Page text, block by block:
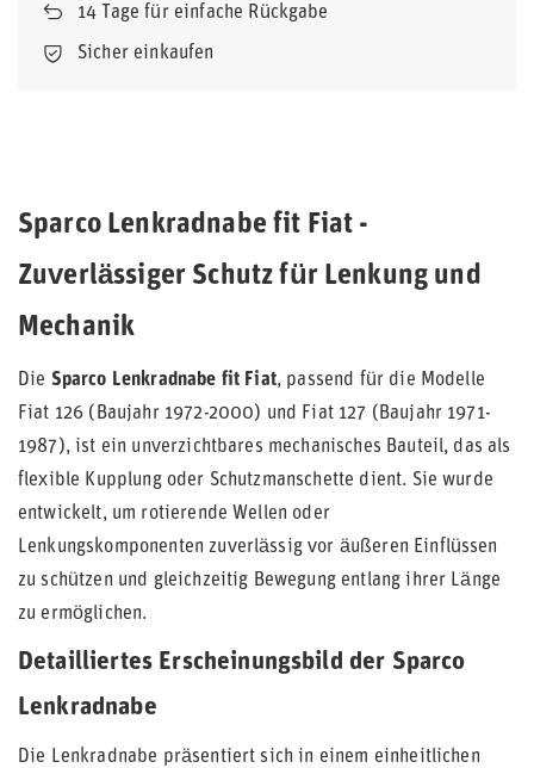
14 Tage für einfache Rückgabe
Sicher einkaufen
Sparco Lenkradnabe fit Fiat -
Zuverlässiger Schutz für Lenkung und
Mechanik
Die Sparco Lenkradnabe fit Fiat, passend für die Modelle
Fiat 126 (Baujahr 1972-2000) und Fiat 127 (Baujahr 1971-
1987), ist ein unverzichtbares mechanisches Bauteil, das als
flexible Kupplung oder Schutzmanschette dient. Sie wurde
entwickelt, um rotierende Wellen oder
Lenkungskomponenten zuverlässig vor äußeren Einflüssen
zu schützen und gleichzeitig Bewegung entlang ihrer Länge
zu ermöglichen.
Detailliertes Erscheinungsbild der Sparco
Lenkradnabe
Die Lenkradnabe präsentiert sich in einem einheitlichen